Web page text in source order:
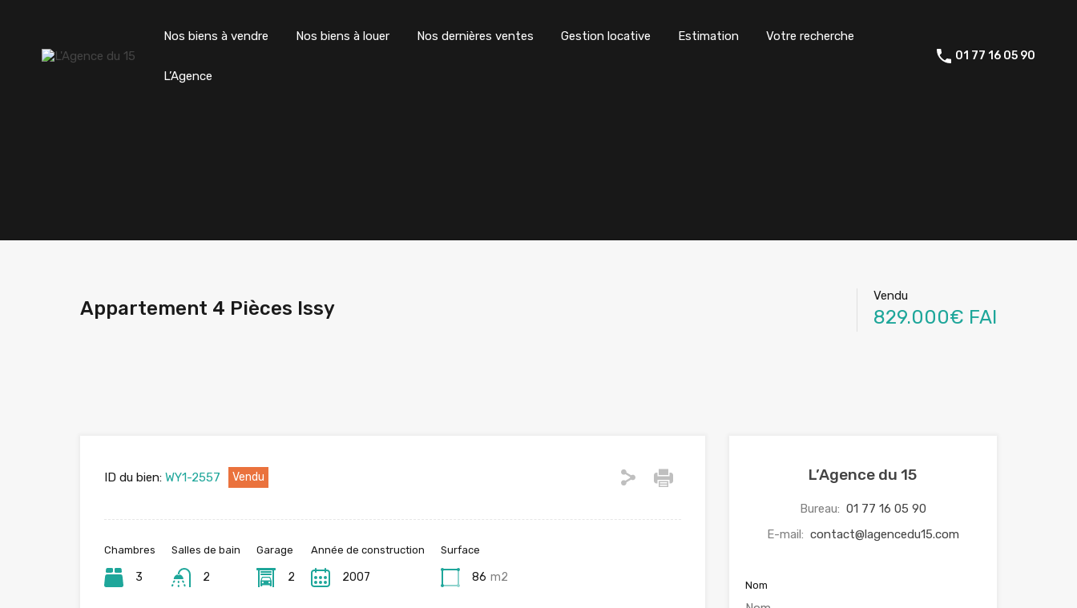
Nos biens à vendre Nos biens à louer Nos dernières ventes Gestion locative Estimation Votre recherche
L’Agence
01 77 16 05 90
Appartement 4 Pièces Issy
Vendu
829.000€ FAI
ID du bien: WY1-2557 Vendu
Chambres
3
Salles de bain
2
Garage
2
Année de construction
2007
Surface
86 m2
L’Agence du 15
Bureau: 01 77 16 05 90
E-mail: contact@lagencedu15.com
Nom